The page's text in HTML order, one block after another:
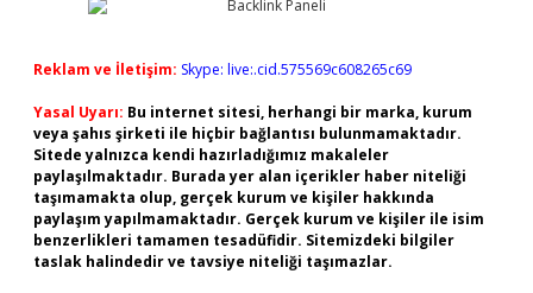
Reklam ve İletişim: Skype: live:.cid.575569c608265c69
Yasal Uyarı: Bu internet sitesi, herhangi bir marka, kurum
veya şahıs şirketi ile hiçbir bağlantısı bulunmamaktadır.
Sitede yalnızca kendi hazırladığımız makaleler
paylaşılmaktadır. Burada yer alan içerikler haber niteliği
taşımamakta olup, gerçek kurum ve kişiler hakkında
paylaşım yapılmamaktadır. Gerçek kurum ve kişiler ile isim
benzerlikleri tamamen tesadüfidir. Sitemizdeki bilgiler
taslak halindedir ve tavsiye niteliği taşımazlar.